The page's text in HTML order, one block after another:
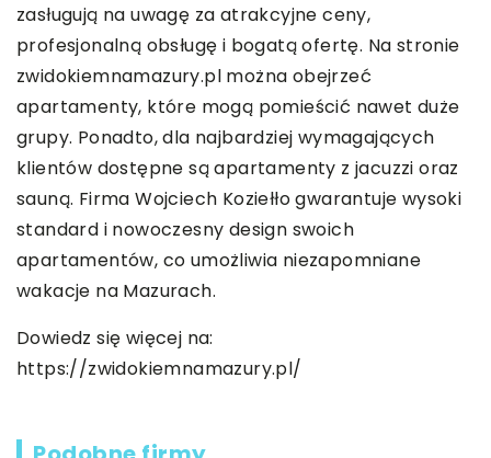
zasługują na uwagę za atrakcyjne ceny,
profesjonalną obsługę i bogatą ofertę. Na stronie
zwidokiemnamazury.pl można obejrzeć
apartamenty, które mogą pomieścić nawet duże
grupy. Ponadto, dla najbardziej wymagających
klientów dostępne są apartamenty z jacuzzi oraz
sauną. Firma Wojciech Koziełło gwarantuje wysoki
standard i nowoczesny design swoich
apartamentów, co umożliwia niezapomniane
wakacje na Mazurach.
Dowiedz się więcej na:
https://zwidokiemnamazury.pl/